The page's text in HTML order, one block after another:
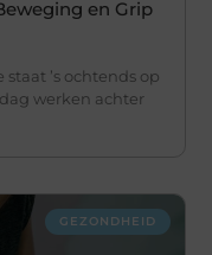
en Grip
’s ochtends op
werken achter
GEZONDHEID